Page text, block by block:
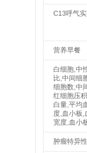
C13呼气实
营养早餐
白细胞,中
比,中间细
细胞数,中
红细胞压
白量,平均
度,血小板
宽度,血小
肿瘤特异